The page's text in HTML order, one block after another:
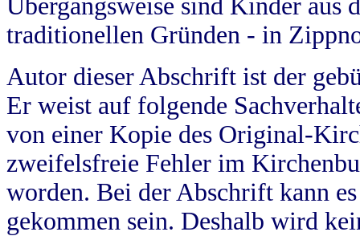
Übergangsweise sind Kinder aus
traditionellen Gründen - in
Autor dieser Abschrift ist der
Er weist auf folgende
von einer Kopie des Original-
zweifelsfreie Fehler im
worden. Bei der Abschrift kann
gekommen sein. Deshalb wird